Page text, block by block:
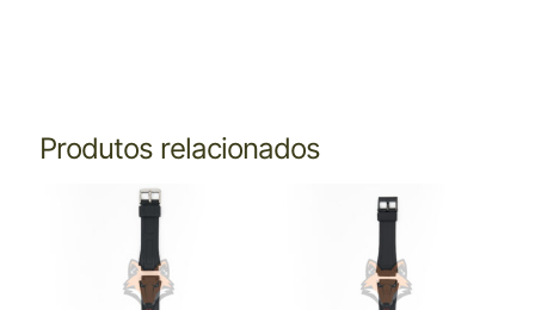
Produtos relacionados